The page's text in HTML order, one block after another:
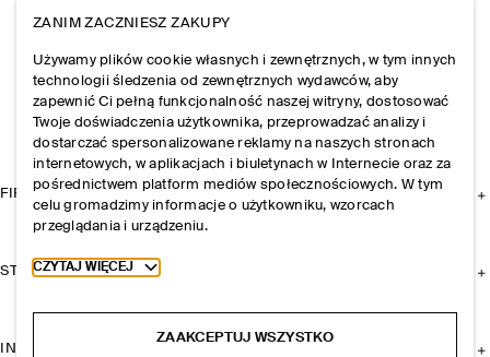
FIRMA
STREFA KLIENTA
INFORMACJE I REGULAMINY
ZANIM ZACZNIESZ ZAKUPY
Używamy plików cookie własnych i zewnętrznych, w tym innych
technologii śledzenia od zewnętrznych wydawców, aby
zapewnić Ci pełną funkcjonalność naszej witryny, dostosować
Twoje doświadczenia użytkownika, przeprowadzać analizy i
dostarczać spersonalizowane reklamy na naszych stronach
internetowych, w aplikacjach i biuletynach w Internecie oraz za
pośrednictwem platform mediów społecznościowych. W tym
celu gromadzimy informacje o użytkowniku, wzorcach
przeglądania i urządzeniu.
Toggle more cookie information
CZYTAJ WIĘCEJ
ZAAKCEPTUJ WSZYSTKO